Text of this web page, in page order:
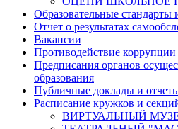
Образовательные стандарты
Отчет о результатах
Вакансии
Противодействие коррупции
Предписания органов
образования
Публичные доклады и
Расписание кружков и
ВИРТУАЛЬНЫЙ